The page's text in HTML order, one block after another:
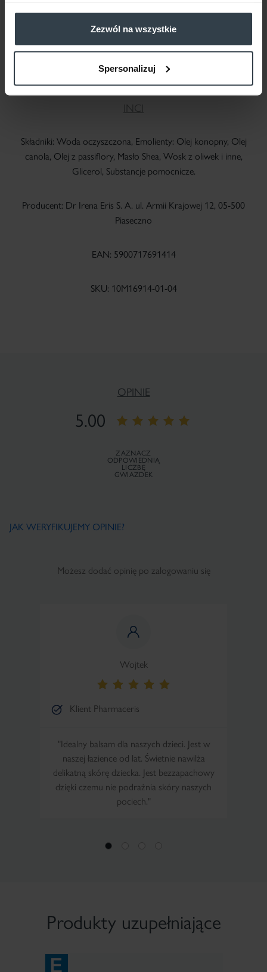
Zezwól na wszystkie
Spersonalizuj
INCI
Składniki: Woda oczyszczona, Emolienty: Olej konopny, Olej
canola, Olej z passiflory, Masło Shea, Wosk z oliwek i inne,
Glicerol, Substancje pomocnicze.
Producent: Dr Irena Eris S. A. ul. Armii Krajowej 12, 05-500
Piaseczno
EAN: 5900717691414
SKU: 10M16914-01-04
OPINIE
5.00
ZAZNACZ
ODPOWIEDNIĄ
LICZBĘ
GWIAZDEK
JAK WERYFIKUJEMY OPINIE?
Możesz dodać opinię po zalogowaniu się
Wojtek
Klient Pharmaceris
"Idealny balsam dla naszych dzieci. Jest w
naszej łazience od lat. Świetnie nawilża
delikatną skórę dziecka. Jest bezzapachowy
dzięki czemu nie podrażnia skóry naszych
pociech."
Produkty uzupełniające